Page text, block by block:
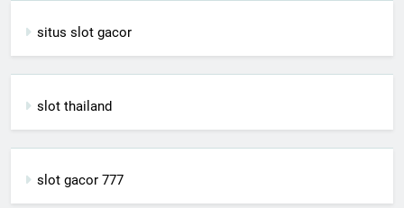
situs slot gacor
slot thailand
slot gacor 777